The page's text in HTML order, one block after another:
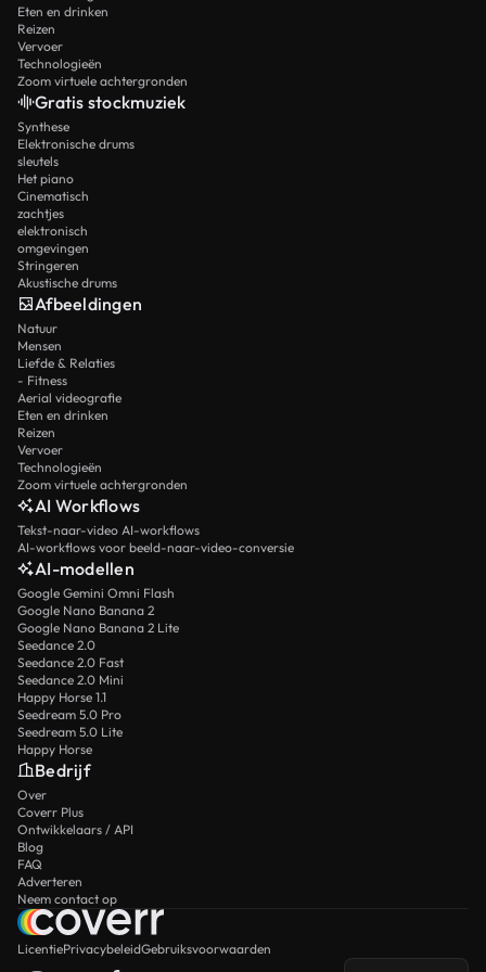
Eten en drinken
Reizen
Vervoer
Technologieën
Zoom virtuele achtergronden
Gratis stockmuziek
Synthese
Elektronische drums
sleutels
Het piano
Cinematisch
zachtjes
elektronisch
omgevingen
Stringeren
Akustische drums
Afbeeldingen
Natuur
Mensen
Liefde & Relaties
- Fitness
Aerial videografie
Eten en drinken
Reizen
Vervoer
Technologieën
Zoom virtuele achtergronden
AI Workflows
Tekst-naar-video AI-workflows
AI-workflows voor beeld-naar-video-conversie
AI-modellen
Google Gemini Omni Flash
Google Nano Banana 2
Google Nano Banana 2 Lite
Seedance 2.0
Seedance 2.0 Fast
Seedance 2.0 Mini
Happy Horse 1.1
Seedream 5.0 Pro
Seedream 5.0 Lite
Happy Horse
Bedrijf
Over
Coverr Plus
Ontwikkelaars / API
Blog
FAQ
Adverteren
Neem contact op
LicentiePrivacybeleidGebruiksvoorwaarden